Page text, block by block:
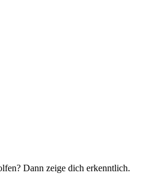
Dann zeige dich erkenntlich.